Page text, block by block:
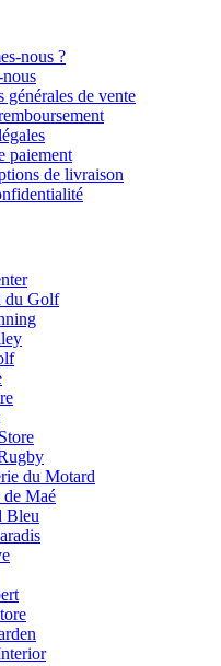
nous ?
générales de vente
paiement
de livraison
du Golf
du Motard
de Maé
Bleu